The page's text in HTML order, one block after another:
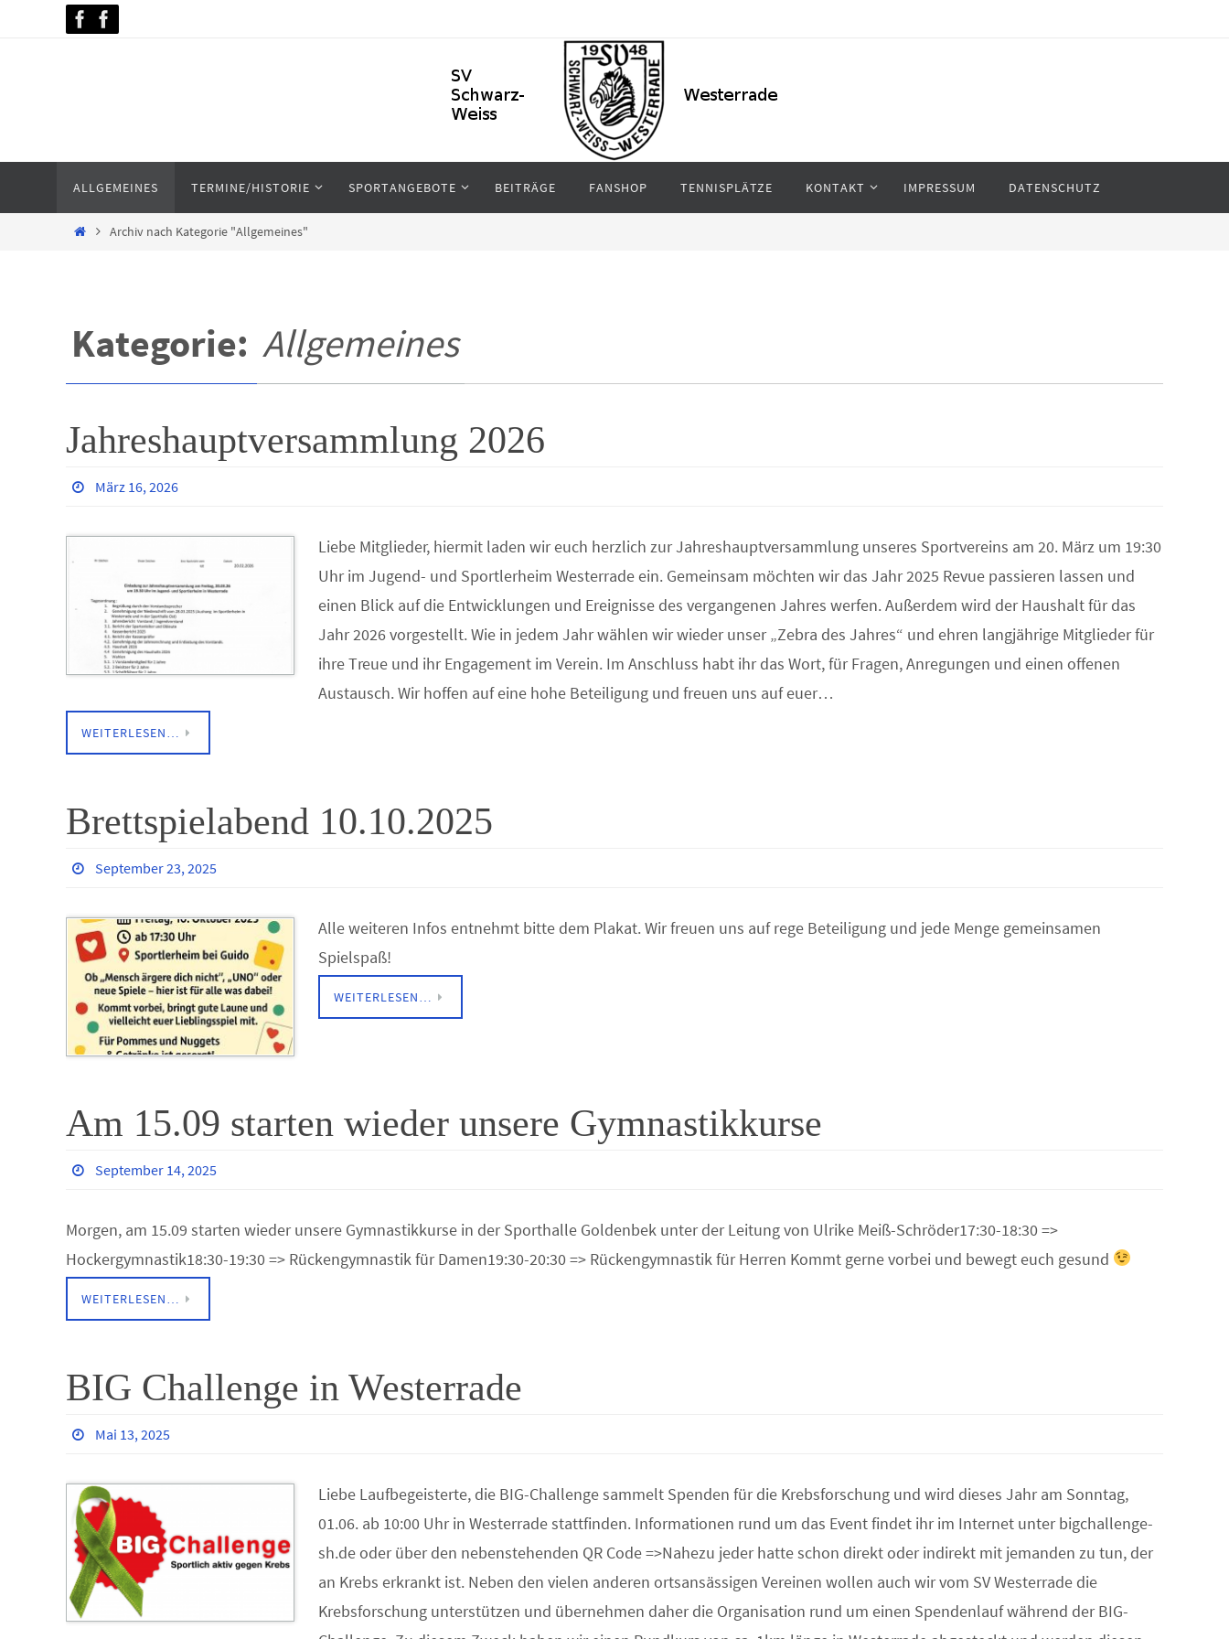
springen
ALLGEMEINES TERMINE/HISTORIE SPORTANGEBOTE BEITRÄGE FANSHOP TENNISPLÄTZE KONTAKT IMPRESSUM DATENSCHUTZ
HomeArchiv nach Kategorie "Allgemeines"
Kategorie: Allgemeines
Jahreshauptversammlung 2026
März 16, 2026
Liebe Mitglieder, hiermit laden wir euch herzlich zur Jahreshauptversammlung unseres Sportvereins am 20. März um 19:30
Uhr im Jugend- und Sportlerheim Westerrade ein. Gemeinsam möchten wir das Jahr 2025 Revue passieren lassen und
einen Blick auf die Entwicklungen und Ereignisse des vergangenen Jahres werfen. Außerdem wird der Haushalt für das
Jahr 2026 vorgestellt. Wie in jedem Jahr wählen wir wieder unser „Zebra des Jahres“ und ehren langjährige Mitglieder für
ihre Treue und ihr Engagement im Verein. Im Anschluss habt ihr das Wort, für Fragen, Anregungen und einen offenen
Austausch. Wir hoffen auf eine hohe Beteiligung und freuen uns auf euer…
WEITERLESEN…
Brettspielabend 10.10.2025
September 23, 2025
Alle weiteren Infos entnehmt bitte dem Plakat. Wir freuen uns auf rege Beteiligung und jede Menge gemeinsamen
Spielspaß!
WEITERLESEN…
Am 15.09 starten wieder unsere Gymnastikkurse
September 14, 2025
Morgen, am 15.09 starten wieder unsere Gymnastikkurse in der Sporthalle Goldenbek unter der Leitung von Ulrike Meiß-Schröder17:30-18:30 =>
Hockergymnastik18:30-19:30 => Rückengymnastik für Damen19:30-20:30 => Rückengymnastik für Herren Kommt gerne vorbei und bewegt euch gesund
WEITERLESEN…
BIG Challenge in Westerrade
Mai 13, 2025
Liebe Laufbegeisterte, die BIG-Challenge sammelt Spenden für die Krebsforschung und wird dieses Jahr am Sonntag,
01.06. ab 10:00 Uhr in Westerrade stattfinden. Informationen rund um das Event findet ihr im Internet unter bigchallenge-
sh.de oder über den nebenstehenden QR Code =>Nahezu jeder hatte schon direkt oder indirekt mit jemanden zu tun, der
an Krebs erkrankt ist. Neben den vielen anderen ortsansässigen Vereinen wollen auch wir vom SV Westerrade die
Krebsforschung unterstützen und übernehmen daher die Organisation rund um einen Spendenlauf während der BIG-